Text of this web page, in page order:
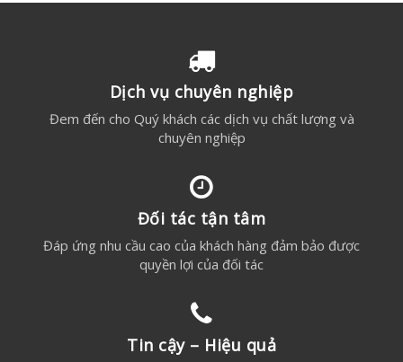
Dịch vụ chuyên nghiệp
Đem đến cho Quý khách các dịch vụ chất lượng và
chuyên nghiệp
Đối tác tận tâm
Đáp ứng nhu cầu cao của khách hàng đảm bảo được
quyền lợi của đối tác
Tin cậy – Hiệu quả